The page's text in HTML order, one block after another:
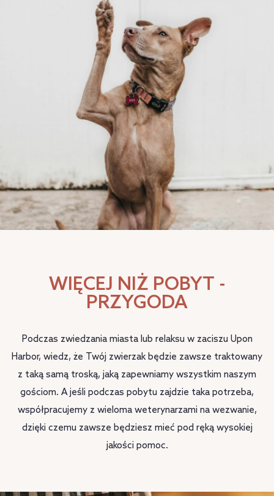
WIĘCEJ NIŻ POBYT -
PRZYGODA
Podczas zwiedzania miasta lub relaksu w zaciszu Upon
Harbor, wiedz, że Twój zwierzak będzie zawsze traktowany
z taką samą troską, jaką zapewniamy wszystkim naszym
gościom. A jeśli podczas pobytu zajdzie taka potrzeba,
współpracujemy z wieloma weterynarzami na wezwanie,
dzięki czemu zawsze będziesz mieć pod ręką wysokiej
jakości pomoc.